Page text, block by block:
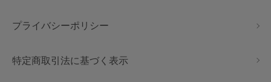
プライバシーポリシー
特定商取引法に基づく表示